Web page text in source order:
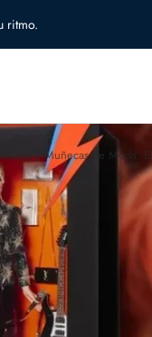
ritmo.
y Muñecas de Moda: